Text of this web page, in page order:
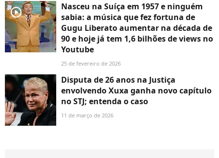
player2
Nasceu na Suíça em 1957 e ninguém
sabia: a música que fez fortuna de
Gugu Liberato aumentar na década de
90 e hoje já tem 1,6 bilhões de views no
Youtube
25 de fevereiro de 2026
Disputa de 26 anos na Justiça
envolvendo Xuxa ganha novo capítulo
no STJ; entenda o caso
11 de março de 2026